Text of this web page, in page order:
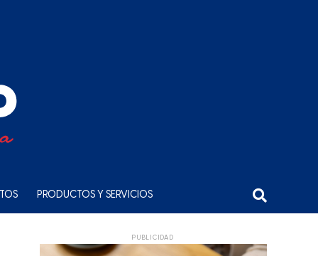
PRODUCTOS Y SERVICIOS
PUBLICIDAD